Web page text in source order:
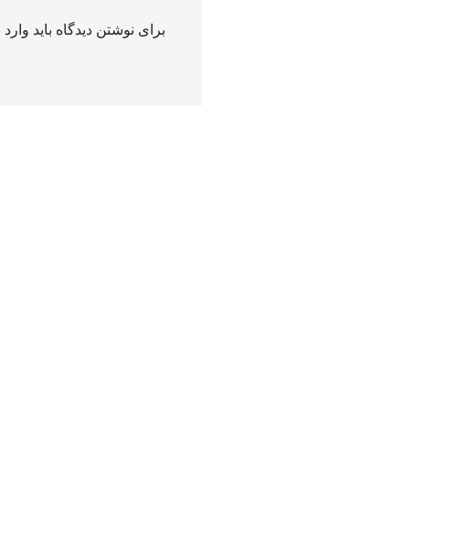
برای نوشتن دیدگاه باید